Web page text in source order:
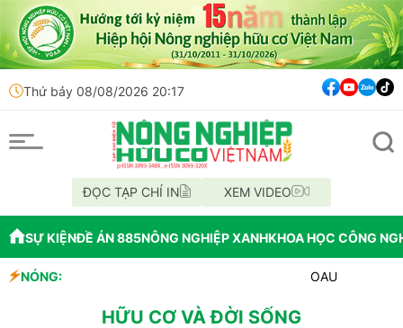
Thứ bảy 08/08/2026 20:17
ĐỌC TẠP CHÍ IN XEM VIDEO
SỰ KIỆNĐỀ ÁN 885NÔNG NGHIỆP XANHKHOA HỌC CÔNG
NÓNG:
OAU đưa nhà máy thuốc
Vĩnh Long phát hiện 9
HỮU CƠ VÀ ĐỜI SỐNG